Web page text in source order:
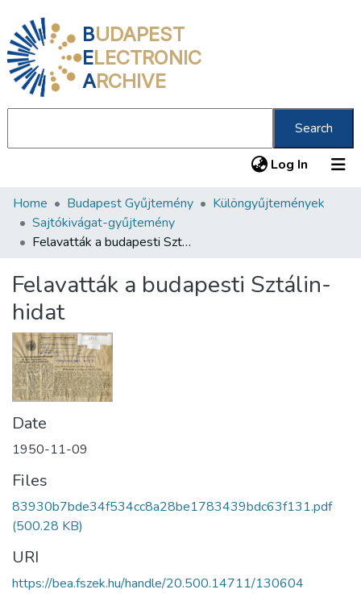
BUDAPEST
ELECTRONIC
ARCHIVE
Search
Log In (current)
Communities & Collections
All of DSpace
About us
Home Budapest Gyűjtemény
Különgyűjtemények
Sajtókivágat-gyűjtemény
Felavatták a budapesti Sztálin-hidat
Felavatták a budapesti Sztálin-
hidat
Date
1950-11-09
Files
83930b7bde34f534cc8a28be1783439bdc63f131.pdf
(500.28 KB)
URI
https://bea.fszek.hu/handle/20.500.14711/130604